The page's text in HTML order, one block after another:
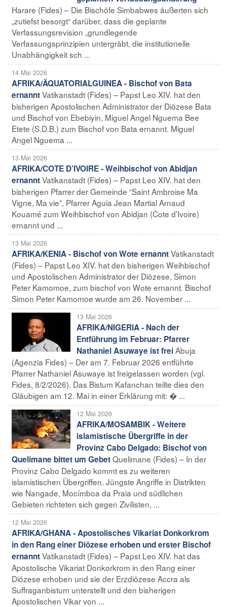
Harare (Fides) – Die Bischöfe Simbabwes äußerten sich
„zutiefst besorgt“ darüber, dass die geplante
Verfassungsrevision „grundlegende
Verfassungsprinzipien untergräbt, die institutionelle
Unabhängigkeit sch ...
14 Mai 2026
AFRIKA/ÄQUATORIALGUINEA - Bischof von Bata
ernanntVatikanstadt (Fides) – Papst Leo XIV. hat den
bisherigen Apostolischen Administrator der Diözese Bata
und Bischof von Ebebiyin, Miguel Angel Nguema Bee
Etete (S.D.B.) zum Bischof von Bata ernannt. Miguel
Angel Nguema ...
13 Mai 2026
AFRIKA/COTE D’IVOIRE - Weihbischof von Abidjan
ernanntVatikanstadt (Fides) – Papst Leo XIV. hat den
bisherigen Pfarrer der Gemeinde “Saint Ambroise Ma
Vigne, Ma vie”, Pfarrer Aguia Jean Martial Arnaud
Kouamé zum Weihbischof von Abidjan (Cote d’Ivoire)
ernannt und ...
13 Mai 2026
AFRIKA/KENIA - Bischof von Wote ernanntVatikanstadt
(Fides) – Papst Leo XIV. hat den bisherigen Weihbischof
und Apostolischen Administrator der Diözese, Simon
Peter Kamomoe, zum bischof von Wote ernannt. Bischof
Simon Peter Kamomoe wurde am 26. November ...
13 Mai 2026
AFRIKA/NIGERIA - Nach der
Entführung im Februar: Pfarrer
Nathaniel Asuwaye ist freiAbuja
(Agenzia Fides) – Der am 7. Februar 2026 entführte
Pfarrer Nathaniel Asuwaye ist freigelassen worden (vgl.
Fides, 8/2/2026). Das Bistum Kafanchan teilte dies den
Gläubigen am 12. Mai in einer Erklärung mit: � ...
12 Mai 2026
AFRIKA/MOSAMBIK - Weitere
islamistische Übergriffe in der
Provinz Cabo Delgado: Bischof von
Quelimane bittet um GebetQuelimane (Fides) – In der
Provinz Cabo Delgado kommt es zu weiteren
islamistischen Übergriffen. Jüngste Angriffe in Distrikten
wie Nangade, Mocímboa da Praia und südlichen
Gebieten richteten sich gegen Zivilisten, ...
12 Mai 2026
AFRIKA/GHANA - Apostolisches Vikariat Donkorkrom
in den Rang einer Diözese erhoben und erster Bischof
ernanntVatikanstadt (Fides) – Papst Leo XIV. hat das
Apostolische Vikariat Donkorkrom in den Rang einer
Diözese erhoben und sie der Erzdiözese Accra als
Suffraganbistum unterstellt und den bisherigen
Apostolischen Vikar von ...